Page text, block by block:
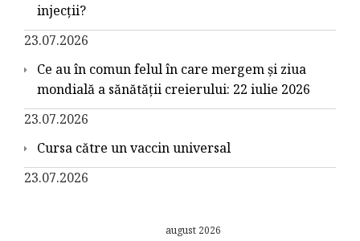
injecții?
23.07.2026
Ce au în comun felul în care mergem și ziua
mondială a sănătății creierului: 22 iulie 2026
23.07.2026
Cursa către un vaccin universal
23.07.2026
august 2026